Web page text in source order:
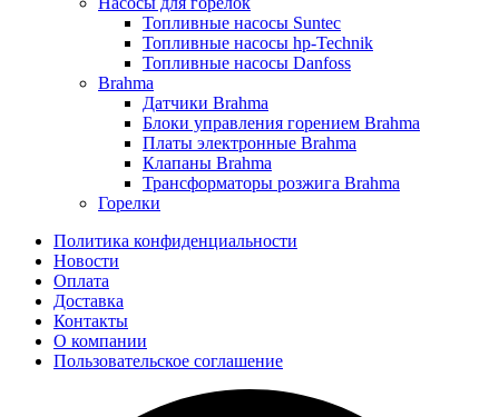
Топливные насосы Suntec
Топливные насосы hp-Technik
Топливные насосы Danfoss
Brahma
Датчики Brahma
Блоки управления горением Brahma
Платы электронные Brahma
Клапаны Brahma
Трансформаторы розжига Brahma
Горелки
Политика конфиденциальности
Новости
Оплата
Доставка
Контакты
О компании
Пользовательское соглашение